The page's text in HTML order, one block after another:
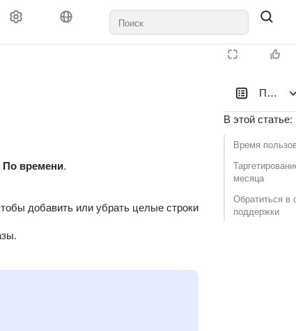
По
В этой статье:
Время
месяца
Обратиться в
поддержки
По времени.
добавить или убрать целые строки